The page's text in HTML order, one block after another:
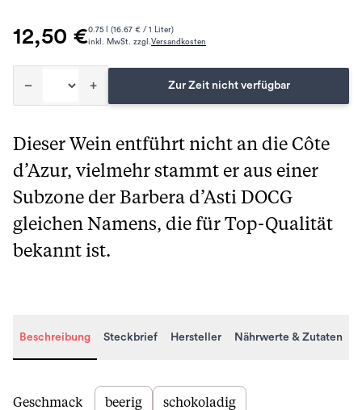
12,50 €0.75 l (16.67 € / 1 Liter)
inkl. MwSt. zzgl.Versandkosten
– + Zur Zeit nicht verfügbar
Dieser Wein entführt nicht an die Côte
d’Azur, vielmehr stammt er aus einer
Subzone der Barbera d’Asti DOCG
gleichen Namens, die für Top-Qualität
bekannt ist.
Beschreibung Steckbrief Hersteller Nährwerte & Zutaten
Beschreibung
Geschmack beerig schokoladig